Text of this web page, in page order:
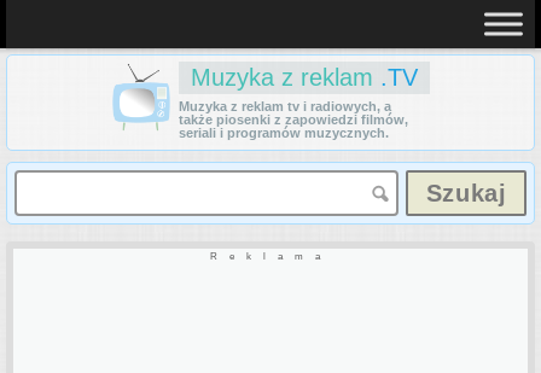
Muzyka z reklam .TV
Muzyka z reklam tv i radiowych, a
także piosenki z zapowiedzi filmów,
seriali i programów muzycznych.
Reklama